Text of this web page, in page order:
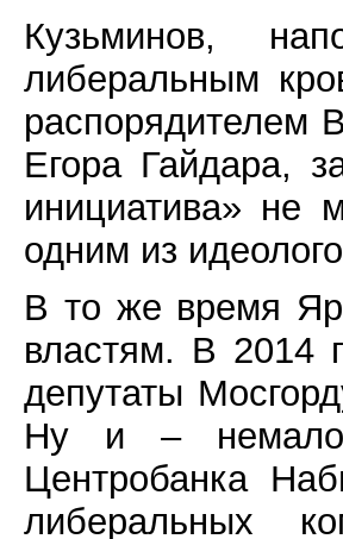
Кузьминов,
либеральным
распорядителем
Егора Гайдара,
инициатива» не
одним из
В то же время
властям. В 2014
депутаты
Ну и –
Центробанка
либеральных